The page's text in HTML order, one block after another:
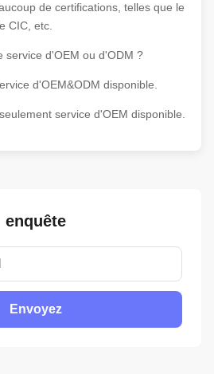
de certifications, telles que le
CIC, etc.
service d'OEM ou d'ODM ?
d'OEM&ODM disponible.
service d'OEM disponible.
enquête
Envoyez